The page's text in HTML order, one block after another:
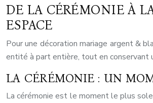
DE LA CÉRÉMONIE À
ESPACE
Pour une décoration mariage argent &
entité à part entière, tout en conservant
LA CÉRÉMONIE : UN
La cérémonie est le moment le plus